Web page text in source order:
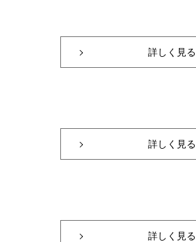
詳しく見る
詳しく見る
詳しく見る